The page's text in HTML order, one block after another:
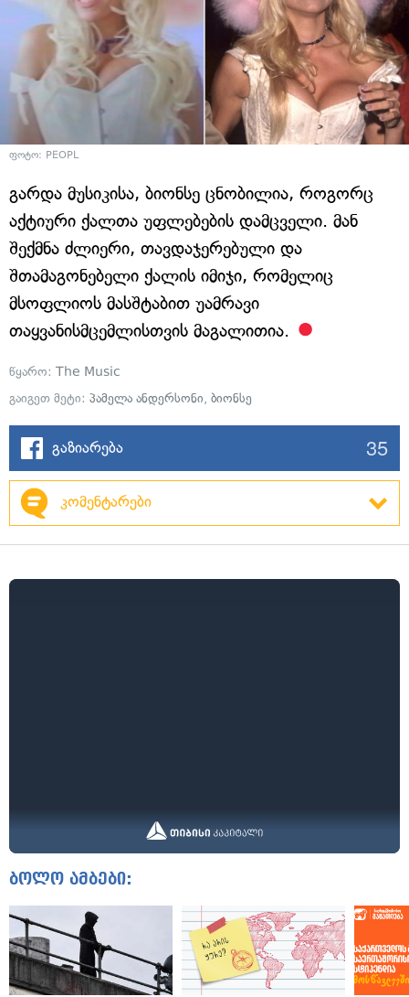
ფოტო: PEOPL
გარდა მუსიკისა, ბიონსე ცნობილია, როგორც
აქტიური ქალთა უფლებების დამცველი. მან
შექმნა ძლიერი, თავდაჯერებული და
შთამაგონებელი ქალის იმიჯი, რომელიც
მსოფლიოს მასშტაბით უამრავი
თაყვანისმცემლისთვის მაგალითია.
წყარო: The Music
გაიგეთ მეტი: პამელა ანდერსონი, ბიონსე
გაზიარება 35
კომენტარები
ბოლო ამბები: